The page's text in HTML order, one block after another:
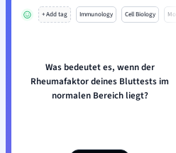
+ Add tag Immunology Cell Biology Mo
Was bedeutet es, wenn der
Rheumafaktor deines Bluttests im
normalen Bereich liegt?